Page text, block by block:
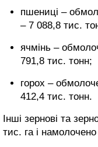
пшениці –
– 7 088,8 тис.
ячмінь –
791,8 тис. тонн;
горох –
412,4 тис. тонн.
Інші зернові та
тис. га і